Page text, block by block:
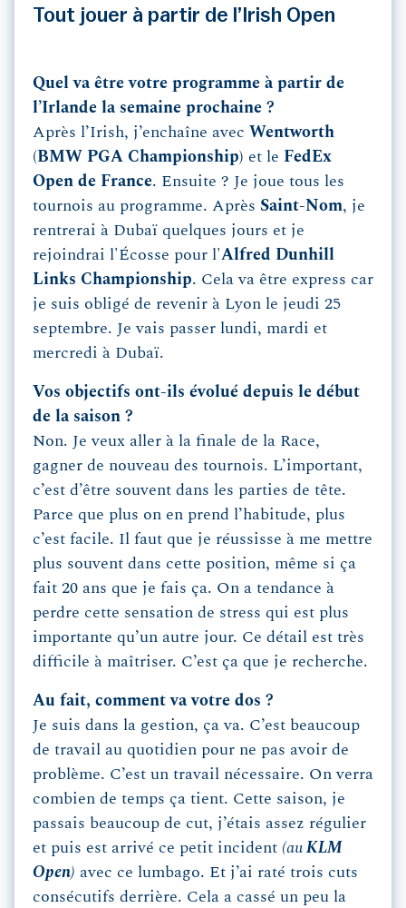
Tout jouer à partir de l’Irish Open
Quel va être votre programme à partir de
l’Irlande la semaine prochaine ?
Après l’Irish, j’enchaîne avec Wentworth
(BMW PGA Championship) et le FedEx
Open de France. Ensuite ? Je joue tous les
tournois au programme. Après Saint-Nom, je
rentrerai à Dubaï quelques jours et je
rejoindrai l'Écosse pour l'Alfred Dunhill
Links Championship. Cela va être express car
je suis obligé de revenir à Lyon le jeudi 25
septembre. Je vais passer lundi, mardi et
mercredi à Dubaï.
Vos objectifs ont-ils évolué depuis le début
de la saison ?
Non. Je veux aller à la finale de la Race,
gagner de nouveau des tournois. L’important,
c’est d’être souvent dans les parties de tête.
Parce que plus on en prend l’habitude, plus
c’est facile. Il faut que je réussisse à me mettre
plus souvent dans cette position, même si ça
fait 20 ans que je fais ça. On a tendance à
perdre cette sensation de stress qui est plus
importante qu’un autre jour. Ce détail est très
difficile à maîtriser. C’est ça que je recherche.
Au fait, comment va votre dos ?
Je suis dans la gestion, ça va. C’est beaucoup
de travail au quotidien pour ne pas avoir de
problème. C’est un travail nécessaire. On verra
combien de temps ça tient. Cette saison, je
passais beaucoup de cut, j’étais assez régulier
et puis est arrivé ce petit incident (au KLM
Open) avec ce lumbago. Et j’ai raté trois cuts
consécutifs derrière. Cela a cassé un peu la